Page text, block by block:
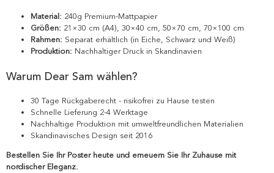
Material: 240g Premium-Mattpapier
Größen: 21×30 cm (A4), 30×40 cm, 50×70 cm, 70×100 cm
Rahmen: Separat erhältlich (in Eiche, Schwarz und Weiß)
Produktion: Nachhaltiger Druck in Skandinavien
Warum Dear Sam wählen?
30 Tage Rückgaberecht - risikofrei zu Hause testen
Schnelle Lieferung 2-4 Werktage
Nachhaltige Produktion mit umweltfreundlichen Materialien
Skandinavisches Design seit 2016
Bestellen Sie Ihr Poster heute und erneuern Sie Ihr Zuhause mit
nordischer Eleganz.